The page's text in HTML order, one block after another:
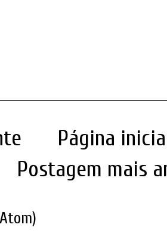
Postagem mais
Página